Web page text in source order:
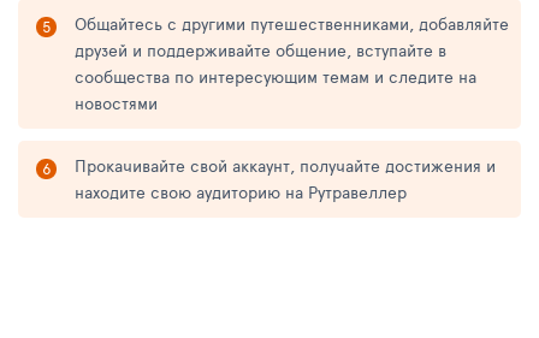
Общайтесь с другими путешественниками, добавляйте
друзей и поддерживайте общение, вступайте в
сообщества по интересующим темам и следите на
новостями
Прокачивайте свой аккаунт, получайте достижения и
находите свою аудиторию на Рутравеллер